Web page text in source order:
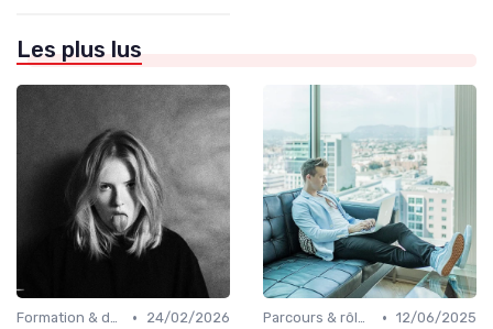
Les plus lus
Formation & développement du leadership •
24/02/2026
Parcours & rôle du CEO • 12/06/2025